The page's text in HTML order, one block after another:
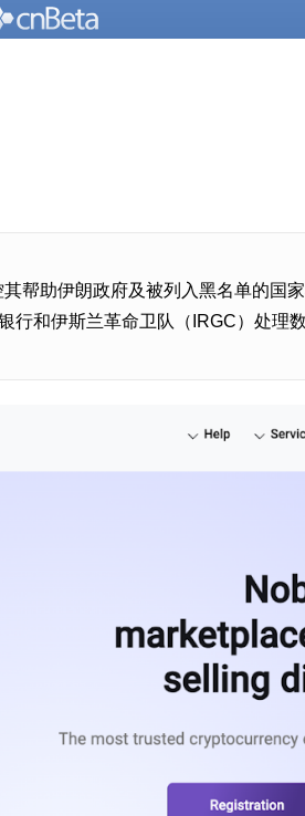
帮助伊朗政府及被列入黑名单的国
行和伊斯兰革命卫队（IRGC）处